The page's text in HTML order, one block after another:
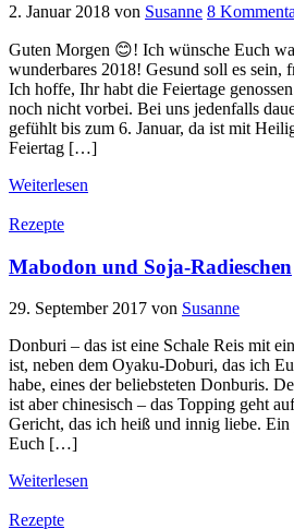
2. Januar 2018 von Susanne 8
Guten Morgen 😊! Ich wünsche Euch
wunderbares 2018! Gesund soll es sein,
Ich hoffe, Ihr habt die Feiertage
noch nicht vorbei. Bei uns jedenfalls
gefühlt bis zum 6. Januar, da ist mit
Feiertag […]
Weiterlesen
Rezepte
Mabodon und Soja-Radieschen
29. September 2017 von Susanne
Donburi – das ist eine Schale Reis mit
ist, neben dem Oyaku-Doburi, das ich
habe, eines der beliebsteten Donburis.
ist aber chinesisch – das Topping geht
Gericht, das ich heiß und innig liebe. Ein
Euch […]
Weiterlesen
Rezepte